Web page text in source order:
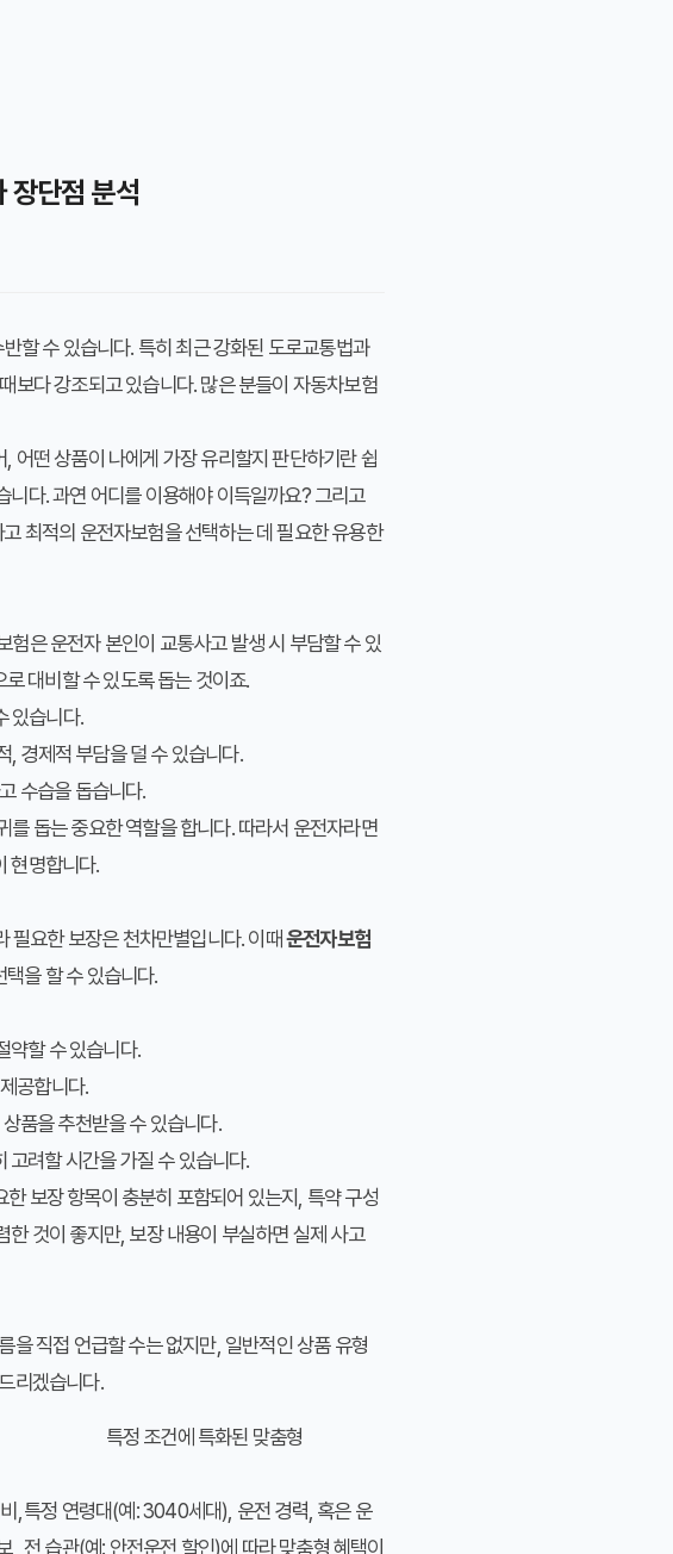
장단점 분석
할 수 있습니다. 특히 최근 강화된 도로교통법과
보다 강조되고 있습니다. 많은 분들이 자동차보험
어떤 상품이 나에게 가장 유리할지 판단하기란 쉽
다. 과연 어디를 이용해야 이득일까요? 그리고
최적의 운전자보험을 선택하는 데 필요한 유용한
은 운전자 본인이 교통사고 발생 시 부담할 수 있
대비할 수 있도록 돕는 것이죠.
있습니다.
, 경제적 부담을 덜 수 있습니다.
수습을 돕습니다.
돕는 중요한 역할을 합니다. 따라서 운전자라면
현명합니다.
필요한 보장은 천차만별입니다. 이때운전자보험
을 할 수 있습니다.
약할 수 있습니다.
공합니다.
품을 추천받을 수 있습니다.
고려할 시간을 가질 수 있습니다.
보장 항목이 충분히 포함되어 있는지, 특약 구성
것이 좋지만, 보장 내용이 부실하면 실제 사고
을 직접 언급할 수는 없지만, 일반적인 상품 유형
리겠습니다.
특정 조건에 특화된 맞춤형
, 특정 연령대(예: 3040세대), 운전 경력, 혹은 운
전 습관(예: 안전운전 할인)에 따라 맞춤형 혜택이